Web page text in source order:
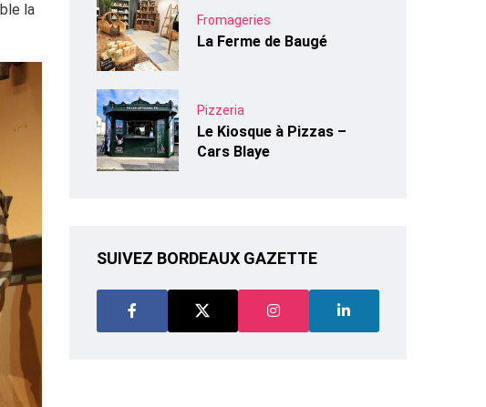
la
Fromageries
La Ferme de Baugé
Pizzeria
Le Kiosque à Pizzas –
Cars Blaye
SUIVEZ BORDEAUX GAZETTE